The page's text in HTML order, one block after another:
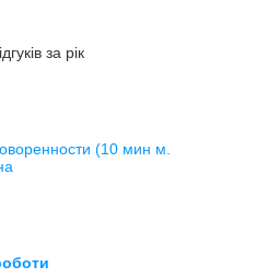
за рік
(10 мин м.